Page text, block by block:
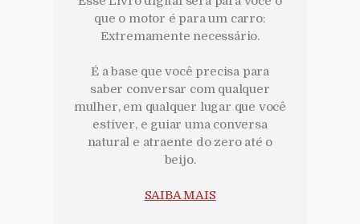
que o motor é para um carro:
Extremamente necessário.
É a base que você precisa para
saber conversar com qualquer
mulher, em qualquer lugar que você
estiver, e guiar uma conversa
natural e atraente do zero até o
beijo.
SAIBA MAIS